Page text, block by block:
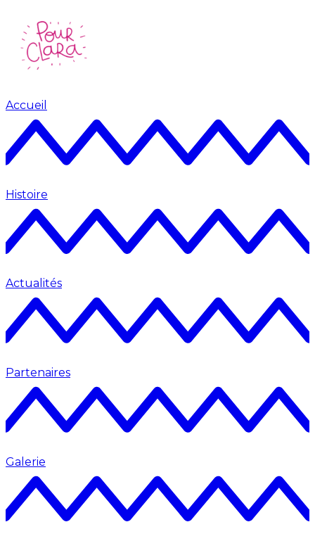
Accueil
Histoire
Actualités
Partenaires
Galerie